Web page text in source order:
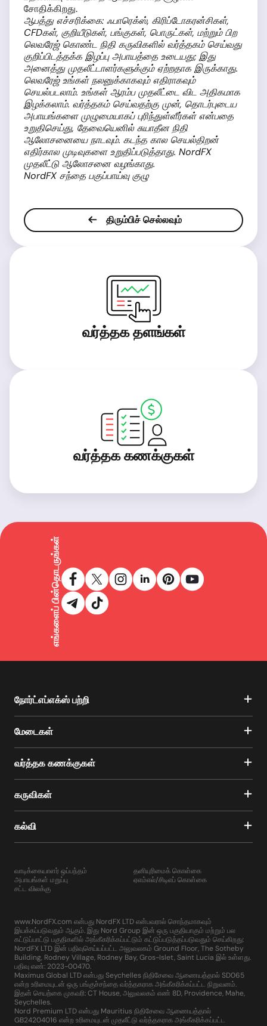
சோதிக்கிறது.
ஆபத்து எச்சரிக்கை: ஃபாரெக்ஸ், கிரிப்டோகரன்சிகள்,
CFDகள், குறியீடுகள், பங்குகள், பொருட்கள், மற்றும் பிற
லெவரேஜ் கொண்ட நிதி கருவிகளில் வர்த்தகம் செய்வது
குறிப்பிடத்தக்க இழப்பு அபாயத்தை உடையது; இது
அனைத்து முதலீட்டாளர்களுக்கும் ஏற்றதாக இருக்காது.
லெவரேஜ் உங்கள் நலனுக்காகவும் எதிராகவும்
செயல்படலாம். உங்கள் ஆரம்ப முதலீட்டை விட அதிகமாக
இழக்கலாம். வர்த்தகம் செய்வதற்கு முன், தொடர்புடைய
அபாயங்களை முழுமையாகப் புரிந்துள்ளீர்கள் என்பதை
உறுதிசெய்து, தேவையெனில் சுயாதீன நிதி
ஆலோசனையை நாடவும். கடந்த கால செயல்திறன்
எதிர்கால முடிவுகளை உறுதிப்படுத்தாது. NordFX
முதலீட்டு ஆலோசனை வழங்காது.
NordFX சந்தை பகுப்பாய்வு குழு
திரும்பிச் செல்லவும்
வர்த்தக தளங்கள்
வர்த்தக கணக்குகள்
எங்களைப் பின்தொடருங்கள்
நோர்ட்எப்எக்ஸ் பற்றி
மேடைகள்
வர்த்தக கணக்குகள்
கருவிகள்
கல்வி
வாடிக்கையாளர் ஒப்பந்தம்
அபாயங்கள் மறுப்பு
சட்ட விலக்கு
தனியுரிமைக் கொள்கை
ஏஎம்எல்/சிடிஎப் கொள்கை
www.NordFX.com என்பது NordFX LTD என்பவரால் சொந்தமாகவும்
இயக்கப்படுவதும் ஆகும். இது Nord Group இன் ஒரு பகுதியாகும் மற்றும் பல
கட்டுப்பாட்டு பகுதிகளில் அங்கீகரிக்கப்பட்டும் கட்டுப்படுத்தப்படுவதும் செய்கிறது:
NordFX LTD இன் பதிவுசெய்யப்பட்ட அலுவலகம் Ground Floor, The Sotheby
Building, Rodney Village, Rodney Bay, Gros-Islet, Saint Lucia இல் உள்ளது.
பதிவு எண்: 2023-00470.
Maximus Global LTD என்பது Seychelles நிதிசேவை ஆணையத்தால் SD065
என்ற உரிமையுடன் ஒரு பங்குச்சந்தை வர்த்தகராக அங்கீகரிக்கப்பட்ட நிறுவனம்.
இதன் செயற்கை முகவரி: CT House, அலுவலகம் எண் 8D, Providence, Mahe,
Seychelles.
Nord Premium LTD என்பது Mauritius நிதிசேவை ஆணையத்தால்
GB24204016 என்ற உரிமையுடன் முதலீட்டு வர்த்தகராக அங்கீகரிக்கப்பட்ட